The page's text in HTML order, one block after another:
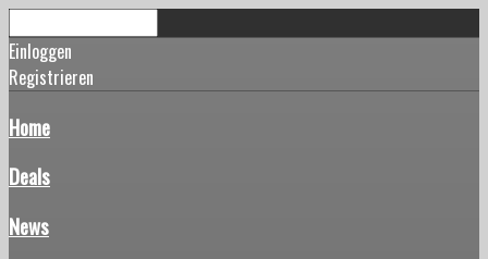
Einloggen
Registrieren
Home
Deals
News